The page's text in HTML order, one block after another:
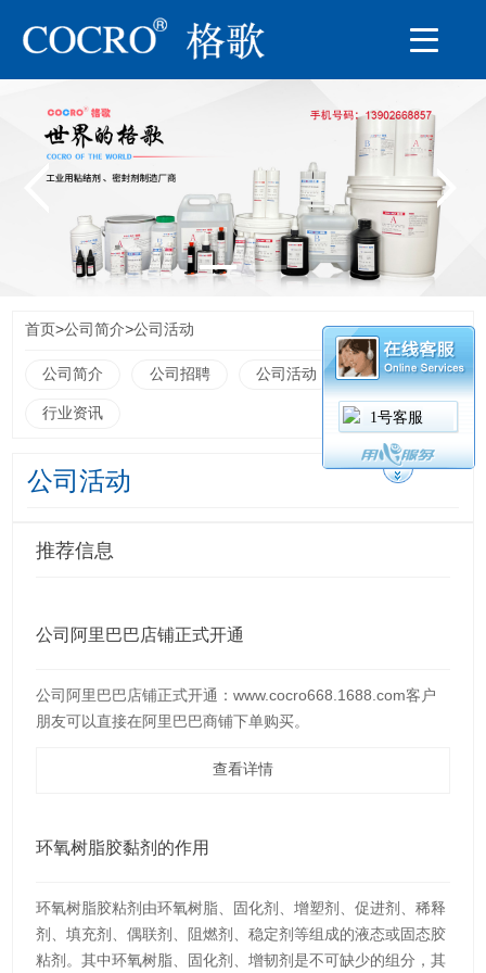
1号客服
首页>公司简介>公司活动
公司简介 公司招聘 公司活动 荣誉资讯
行业资讯
公司活动
推荐信息
公司阿里巴巴店铺正式开通
公司阿里巴巴店铺正式开通：www.cocro668.1688.com客户
朋友可以直接在阿里巴巴商铺下单购买。
查看详情
环氧树脂胶黏剂的作用
环氧树脂胶粘剂由环氧树脂、固化剂、增塑剂、促进剂、稀释
剂、填充剂、偶联剂、阻燃剂、稳定剂等组成的液态或固态胶
粘剂。其中环氧树脂、固化剂、增韧剂是不可缺少的组分，其